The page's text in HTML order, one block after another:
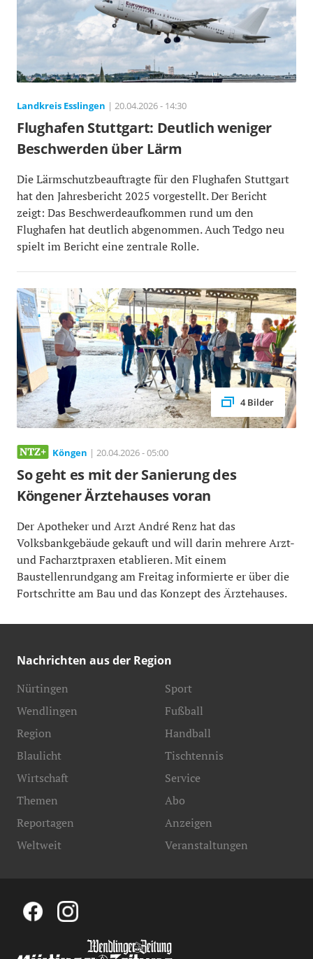
Landkreis Esslingen | 20.04.2026 - 14:30
Flughafen Stuttgart: Deutlich weniger
Beschwerden über Lärm
Die Lärmschutzbeauftragte für den Flughafen Stuttgart
hat den Jahresbericht 2025 vorgestellt. Der Bericht
zeigt: Das Beschwerdeaufkommen rund um den
Flughafen hat deutlich abgenommen. Auch Tedgo neu
spielt im Bericht eine zentrale Rolle.
4 Bilder
Köngen | 20.04.2026 - 05:00
So geht es mit der Sanierung des
Köngener Ärztehauses voran
Der Apotheker und Arzt André Renz hat das
Volksbankgebäude gekauft und will darin mehrere Arzt-
und Facharztpraxen etablieren. Mit einem
Baustellenrundgang am Freitag informierte er über die
Fortschritte am Bau und das Konzept des Ärztehauses.
Nachrichten aus der Region
Nürtingen
Wendlingen
Region
Blaulicht
Sport
Fußball
Handball
Tischtennis
Wirtschaft
Themen
Reportagen
Weltweit
Service
Abo
Anzeigen
Veranstaltungen